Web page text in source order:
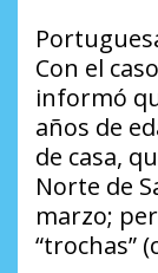
Con el
informó
años de
de casa,
Norte de
marzo;
“trochas”